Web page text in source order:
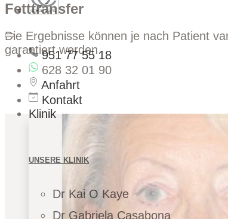
951 77 55 18
628 32 01 90
Anfahrt
Kontakt
Klinik
UNSERE KLINIK
Dr Kai O Kaye
Dr Gabriela Casabona
Fetttransfer
Die Ergebnisse können je nach Patient
garantiert werden.